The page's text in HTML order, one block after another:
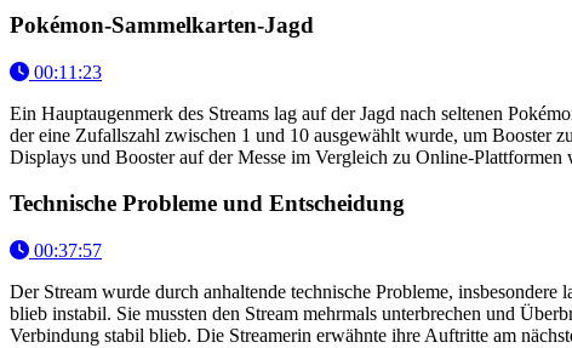
Pokémon-Sammelkarten-Jagd
00:11:23
Ein Hauptaugenmerk des Streams lag auf der Jagd nach seltenen
der eine Zufallszahl zwischen 1 und 10 ausgewählt wurde, um Booster
Displays und Booster auf der Messe im Vergleich zu Online-Plattformen
Technische Probleme und Entscheidung
00:37:57
Der Stream wurde durch anhaltende technische Probleme,
blieb instabil. Sie mussten den Stream mehrmals unterbrechen und
Verbindung stabil blieb. Die Streamerin erwähnte ihre Auftritte am